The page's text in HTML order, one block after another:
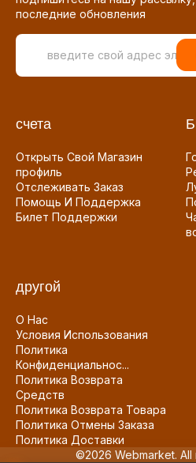
последние обновления
счета
Открыть Свой Магазин
профиль
Отслеживать Заказ
Помощь И Поддержка
Билет Поддержки
другой
О Нас
Условия Использования
Политика
Конфиденциальнос...
Политика Возврата
Средств
Политика Возврата Товара
Политика Отмены Заказа
Политика Доставки
©2026 Webmarket. All